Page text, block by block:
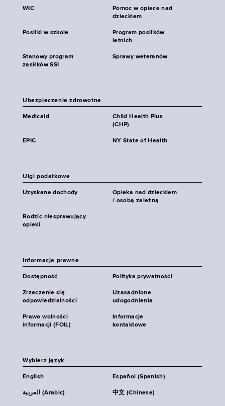
WIC
Pomoc w opiece nad
dzieckiem
Posiłki w szkole
Program posiłków
letnich
Stanowy program
zasiłków SSI
Sprawy weteranów
Ubezpieczenie zdrowotne
Medicaid
Child Health Plus
(CHP)
EPIC NY State of Health
Ulgi podatkowe
Uzyskane dochody
Opieka nad dzieckiem
/ osobą zależną
Rodzic niesprawujący
opieki
Informacje prawne
Dostępność Polityka prywatności
Zrzeczenie się
odpowiedzialności
Uzasadnione
udogodnienia
Prawo wolności
informacji (FOIL)
Informacje
kontaktowe
Wybierz język
English Español (Spanish)
العربية (Arabic) 中文 (Chinese)